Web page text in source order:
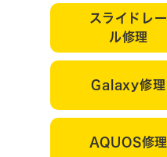
スライドレー
ル修理
Galaxy修理
AQUOS修理